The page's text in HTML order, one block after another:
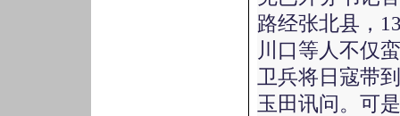
路经张北县，
川口等人不仅
卫兵将日寇带
玉田讯问。可